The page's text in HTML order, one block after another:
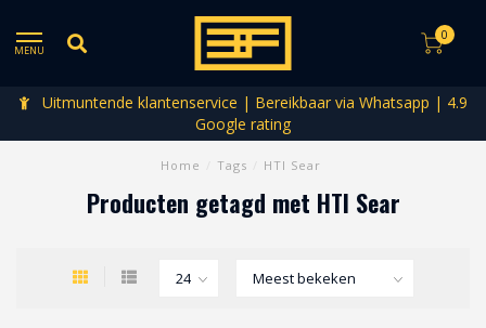
MENU
0
Uitmuntende klantenservice | Bereikbaar via Whatsapp | 4.9
Google rating
Home Tags HTI Sear
Producten getagd met HTI Sear